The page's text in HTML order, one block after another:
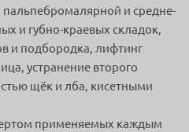
и средне-
и губно-краевых складок,
и подбородка, лифтинг
устранение второго
щёк и лба, кисетными
применяемых каждым